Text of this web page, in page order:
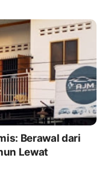
Berawal dari
Lewat